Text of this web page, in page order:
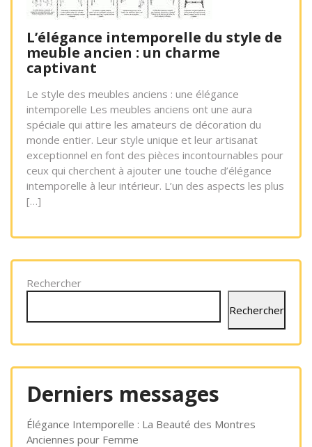
L’élégance intemporelle du style de
meuble ancien : un charme
captivant
Le style des meubles anciens : une élégance
intemporelle Les meubles anciens ont une aura
spéciale qui attire les amateurs de décoration du
monde entier. Leur style unique et leur artisanat
exceptionnel en font des pièces incontournables pour
ceux qui cherchent à ajouter une touche d’élégance
intemporelle à leur intérieur. L’un des aspects les plus
[…]
Rechercher
Rechercher
Derniers messages
Élégance Intemporelle : La Beauté des Montres
Anciennes pour Femme